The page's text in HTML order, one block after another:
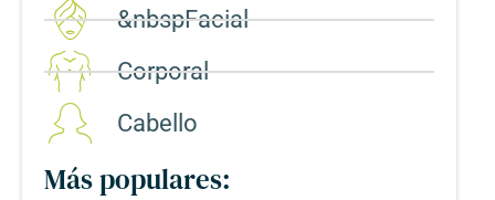
&nbspFacial
Corporal​
Cabello
Más populares: